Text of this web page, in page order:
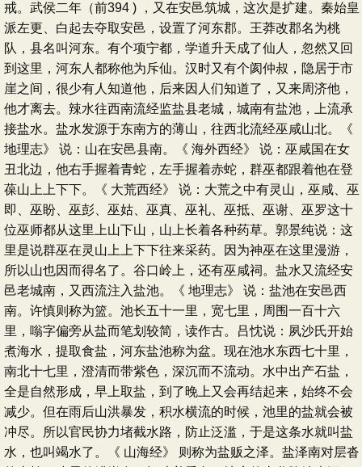
戒。武侯二年（前394 ) ，又在安邑筑城，这次是扩建。秦始皇
派左更、白起去夺取安邑，设置了河东郡。王莽改郡名为桃
队，县名叫河东。有个项宁都，学道升天成了仙人，忽然又回
到这里，河东人都称他为斥仙。汉时又有个阂仲叔，隐居于市
崖之间，很少有人知道他，后来因人们知道了，又来周济他，
他才离去。辣水往西南流经监盐县老城，城南有盐池，上流承
接盐水。盐水发源于东南方的薄山，往西北流经巫咸山北。《
地理志》 说：山在安邑县南。《 海外西经》 说：巫咸国在女
丑北边，他右手握着青蛇，左手握着赤蛇，群巫都跟着他在登
葆山上上下下。《 大荒西经》 说：大荒之中有灵山，巫咸、巫
即、巫盼、巫彭、巫姑、巫真、巫礼、巫抵、巫谢、巫罗这十
位巫师都从这里上山下山，山上长着各种药草。郭景纯说：这
里是说群巫在灵山上上下下往来采药。因为神巫在这里漫游，
所以山也因而得名了。谷口岭上，还有巫咸祠。盐水又流经安
邑老城南，又西流注入盐池。《 地理志》 说：盐池在安邑西
南。许慎则称为篮。池长五十一里，宽七里，周围一百十六
里，嗡字偏旁从盐而笔划较简，读作古。吕忱说：夙沙氏开始
煮海水，提取食盐，河东盐池称为盆。现在池水东西七十里，
南北十七里，澄清而带紫色，深沉而不流动。水中出产石盐，
全是自然形成，早上取盐，到了晚上又会再结起来，始终不会
减少。但在雨后山洪暴发，积水横流的时候，池里的盐就会被
冲尽。所以官民协力堵截水路，防止泛滥，于是这条水就叫盐
水，也叫竭水了。《 山海经》 则称为盐贩之泽。盐泽南对层沓